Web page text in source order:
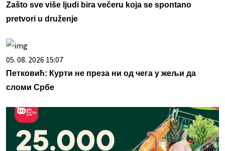
Zašto sve više ljudi bira večeru koja se spontano
pretvori u druženje
05. 08. 2026 15:07
Петковић: Курти не преза ни од чега у жељи да
сломи Србе